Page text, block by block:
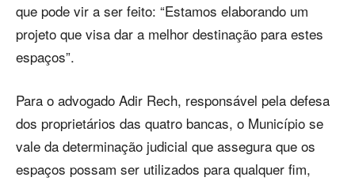
que pode vir a ser feito: “Estamos elaborando um
projeto que visa dar a melhor destinação para estes
espaços”.
Para o advogado Adir Rech, responsável pela defesa
dos proprietários das quatro bancas, o Município se
vale da determinação judicial que assegura que os
espaços possam ser utilizados para qualquer fim,